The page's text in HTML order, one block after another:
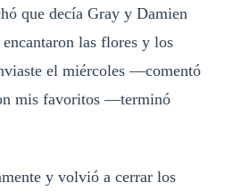
que decía Gray y Damien
las flores y los
el miércoles —comentó
mis favoritos —terminó
y volvió a cerrar los